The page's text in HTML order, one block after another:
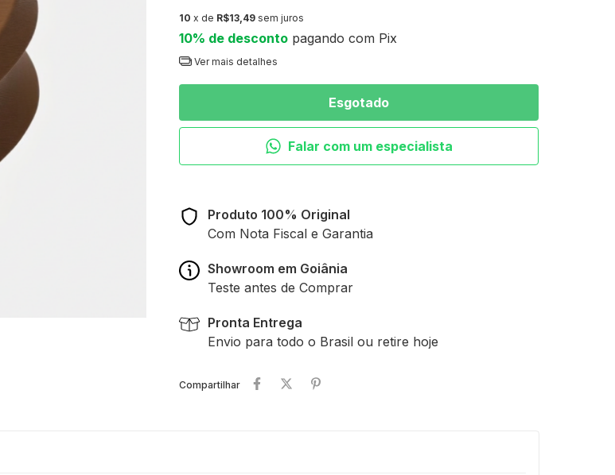
10 x de R$13,49 sem juros
10% de desconto pagando com Pix
Ver mais detalhes
Falar com um especialista
Produto 100% Original
Com Nota Fiscal e Garantia
Showroom em Goiânia
Teste antes de Comprar
Pronta Entrega
Envio para todo o Brasil ou retire hoje
Compartilhar